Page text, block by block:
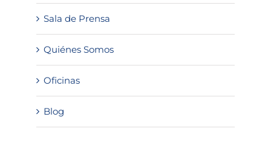
Sala de Prensa
Quiénes Somos
Oficinas
Blog